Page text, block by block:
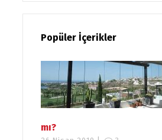
Popüler İçerikler
mı?